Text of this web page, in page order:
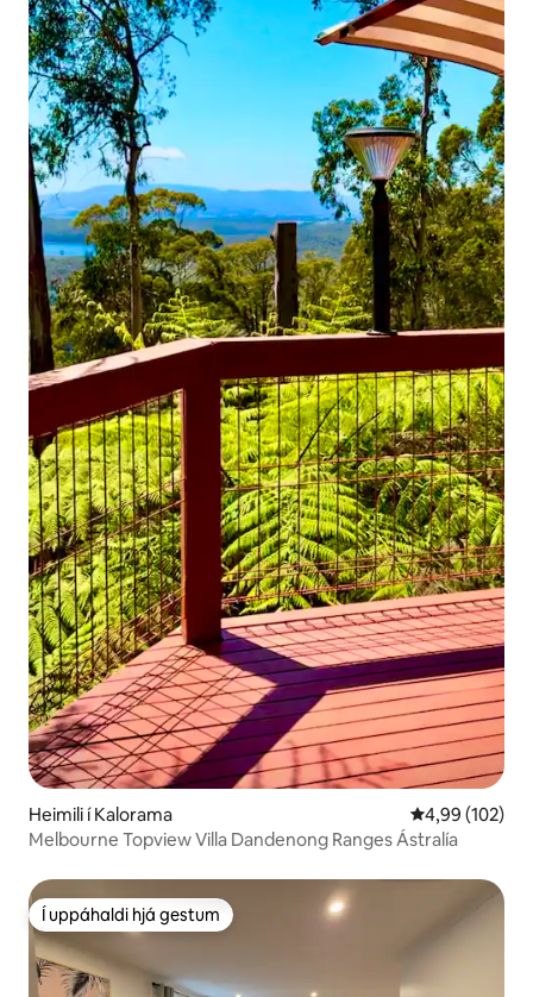
Heimili í Kalorama 4,99 af 5 í
4,99 (102)
Melbourne Topview Villa Dandenong Ranges Ástralía
Í uppáhaldi hjá gestum
Í uppáhaldi hjá gestum